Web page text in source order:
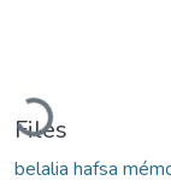
Files
belalia hafsa